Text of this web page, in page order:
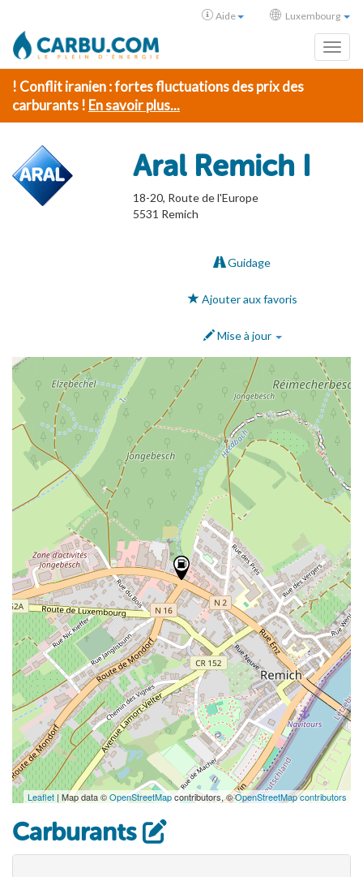
Aide Luxembourg
! Conflit iranien : fortes fluctuations des prix des
carburants ! En savoir plus...
Aral Remich I
18-20, Route de l'Europe
5531 Remich
Guidage
Ajouter aux favoris
Mise à jour
Leaflet | Map data ©OpenStreetMapcontributors, ©OpenStreetMap contributors
Carburants